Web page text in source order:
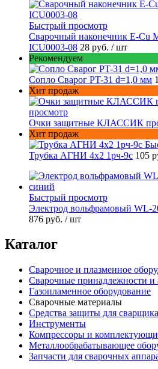
Быстрый просмотр
Сварочный наконечник E-Cu
ICU0003-08 28 руб. / шт
Рекомендуем
Сопло Сварог PT-31 d=1,0 мм
Хит продаж
просмотр
Очки защитные КЛАССИК
Хит продаж
Трубка АГНИ 4х2 1рч-9с 105
Быстрый просмотр
Электрод вольфрамовый WL-
876 руб. / шт
Каталог
Сварочное и плазменное
Сварочные принадлежности и
Газопламенное оборудование
Сварочные материалы
Средства защиты для сварщика
Инструменты
Компрессоры и
Металлообрабатывающее
Запчасти для сварочных